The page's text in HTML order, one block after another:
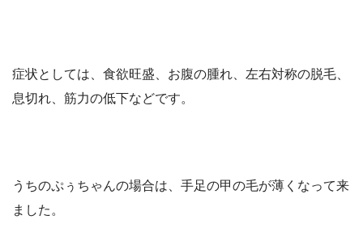
症状としては、食欲旺盛、お腹の腫れ、左右対称の脱毛、
息切れ、筋力の低下などです。
うちのぷぅちゃんの場合は、手足の甲の毛が薄くなって来
ました。